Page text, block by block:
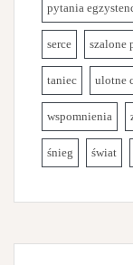
pytania
serce szalone
taniec ulotne
wspomnienia
śnieg świat